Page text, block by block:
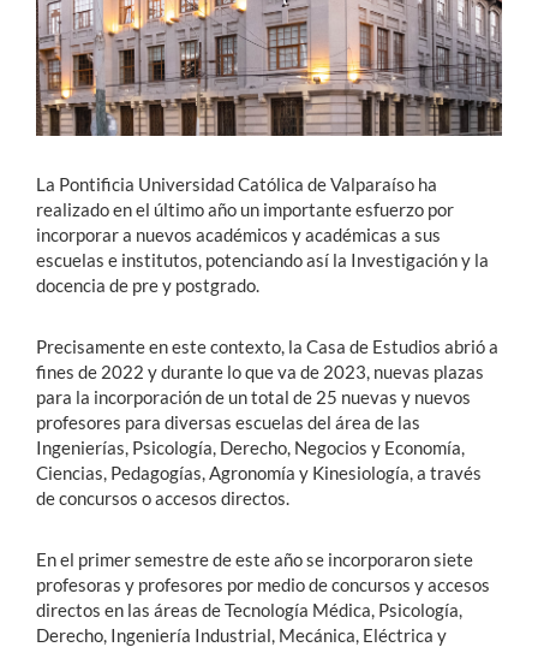
Funcionarios
Alumni
La Pontificia Universidad Católica de Valparaíso ha
realizado en el último año un importante esfuerzo por
incorporar a nuevos académicos y académicas a sus
escuelas e institutos, potenciando así la Investigación y la
docencia de pre y postgrado.
Precisamente en este contexto, la Casa de Estudios abrió a
fines de 2022 y durante lo que va de 2023, nuevas plazas
para la incorporación de un total de 25 nuevas y nuevos
profesores para diversas escuelas del área de las
Ingenierías, Psicología, Derecho, Negocios y Economía,
Ciencias, Pedagogías, Agronomía y Kinesiología, a través
de concursos o accesos directos.
En el primer semestre de este año se incorporaron siete
profesoras y profesores por medio de concursos y accesos
directos en las áreas de Tecnología Médica, Psicología,
Derecho, Ingeniería Industrial, Mecánica, Eléctrica y